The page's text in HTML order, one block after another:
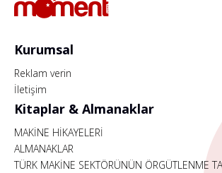
Kurumsal
Reklam verin
İletişim
Kitaplar & Almanaklar
MAKİNE HİKAYELERİ
ALMANAKLAR
TÜRK MAKİNE SEKTÖRÜNÜN ÖRGÜTLENME